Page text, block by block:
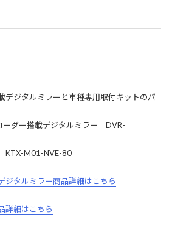
ジタルミラーと車種専用取付キットのパ
ダー搭載デジタルミラー DVR-
M01-NVE-80
ジタルミラー商品詳細はこちら
詳細はこちら